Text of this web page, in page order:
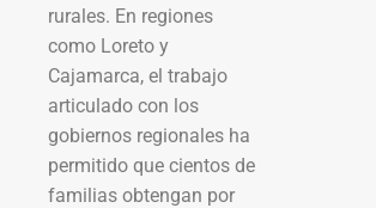
rurales. En regiones
como Loreto y
Cajamarca, el trabajo
articulado con los
gobiernos regionales ha
permitido que cientos de
familias obtengan por